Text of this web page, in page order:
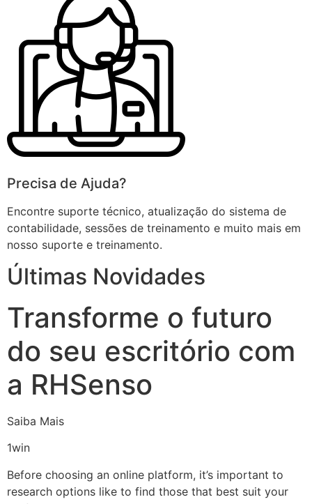
Precisa de Ajuda?
Encontre suporte técnico, atualização do sistema de
contabilidade, sessões de treinamento e muito mais em
nosso suporte e treinamento.
Últimas Novidades
Transforme o futuro
do seu escritório com
a RHSenso
Saiba Mais
1win
Before choosing an online platform, it’s important to
research options like to find those that best suit your